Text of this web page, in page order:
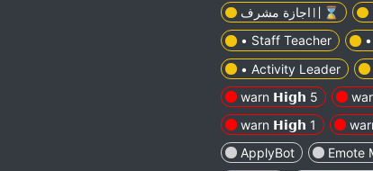
اجازة مشرف〢⌛
• Staff Teacher
• Activity Leader
warn 𝗛𝗶𝗴𝗵 5
warn 𝗛𝗶𝗴𝗵 1
ApplyBot
Emote